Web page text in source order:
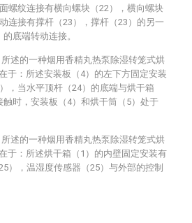
螺纹连接有横向螺块（22），横向螺块
连接有撑杆（23），撑杆（23）的另一
底端转动连接。
述的一种烟用香精丸热泵除湿转笼式烘
于：所述安装板（4）的左下方固定安装
，当水平顶杆（24）的底端与烘干箱
触时，安装板（4）和烘干筒（5）处于
述的一种烟用香精丸热泵除湿转笼式烘
于：所述烘干箱（1）的内壁固定安装有
），温湿度传感器（25）与外部的控制